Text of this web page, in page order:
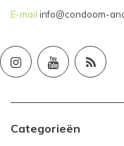
E-mail info@condoom-
Categorieën